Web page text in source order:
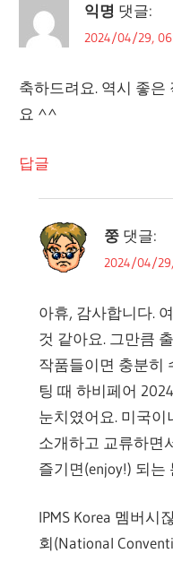
익명 댓글:
2024/04/29,
축하드려요. 역시 좋은
요 ^^
답글
쭝 댓글:
2024/04/
아휴, 감사합니다.
것 같아요. 그만큼
작품들이면 충분히
팅 때 하비페어
눈치였어요. 미국이
소개하고 교류하면
즐기면(enjoy!) 되는
IPMS Korea 멤버시
회(National